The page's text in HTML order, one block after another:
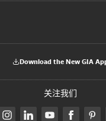
Download the New GIA
关注我们